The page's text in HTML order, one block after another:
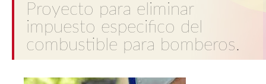
Proyecto para eliminar
impuesto especifico del
combustible para bomberos.